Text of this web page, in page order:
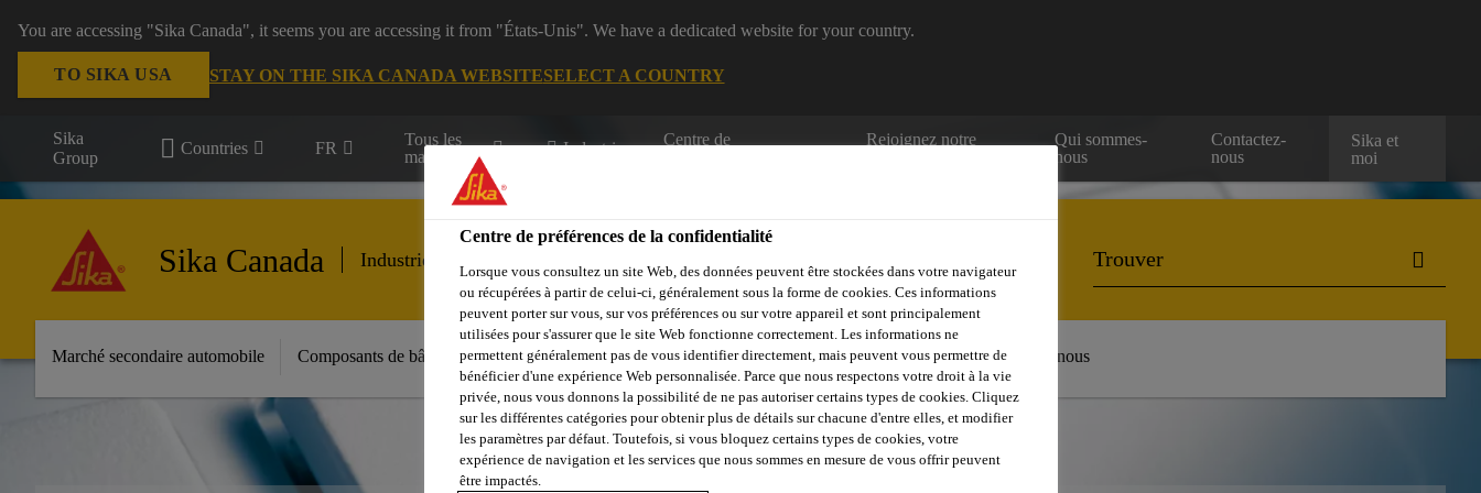
You are accessing "Sika Canada", it seems you are accessing it from "États-Unis". We have a dedicated website for your country.
TO SIKA USA STAY ON THE SIKA CANADA WEBSITESELECT A COUNTRY
Sika
Group
Countries FR
Tous les
marchés
Industrie
Centre de
Rejoignez notre
Qui sommes-
nous
Contactez-
nous
Sika et
moi
Sika Canada Industrie marchés
Marché secondaire automobile Composants de bâtiments Marine Énergies renouvelables Transport DIY KIT Contactez-nous
Centre de préférences de la confidentialité
Lorsque vous consultez un site Web, des données peuvent être stockées dans votre navigateur
ou récupérées à partir de celui-ci, généralement sous la forme de cookies. Ces informations
peuvent porter sur vous, sur vos préférences ou sur votre appareil et sont principalement
utilisées pour s'assurer que le site Web fonctionne correctement. Les informations ne
permettent généralement pas de vous identifier directement, mais peuvent vous permettre de
bénéficier d'une expérience Web personnalisée. Parce que nous respectons votre droit à la vie
privée, nous vous donnons la possibilité de ne pas autoriser certains types de cookies. Cliquez
sur les différentes catégories pour obtenir plus de détails sur chacune d'entre elles, et modifier
les paramètres par défaut. Toutefois, si vous bloquez certains types de cookies, votre
expérience de navigation et les services que nous sommes en mesure de vous offrir peuvent
être impactés.